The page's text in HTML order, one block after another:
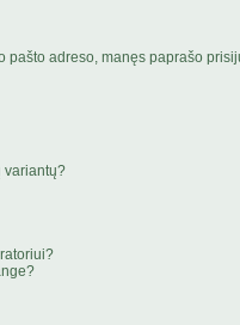
pašto adreso, manęs paprašo
variantų?